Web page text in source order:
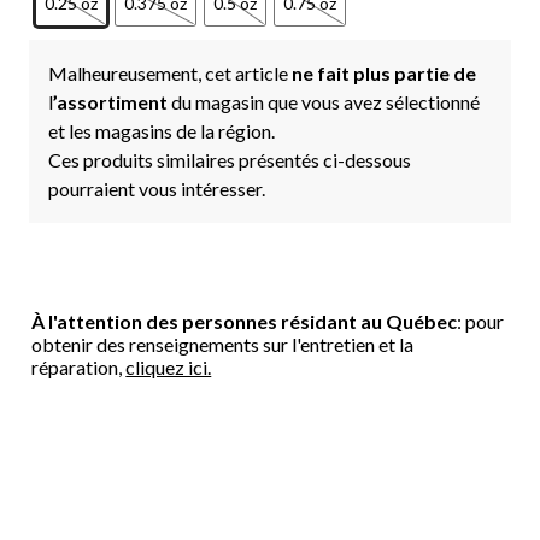
Malheureusement, cet article ne fait plus partie de
l’assortiment du magasin que vous avez sélectionné
et les magasins de la région.
Ces produits similaires présentés ci-dessous
pourraient vous intéresser.
À l'attention des personnes résidant au Québec: pour
obtenir des renseignements sur l'entretien et la
réparation,cliquez ici.